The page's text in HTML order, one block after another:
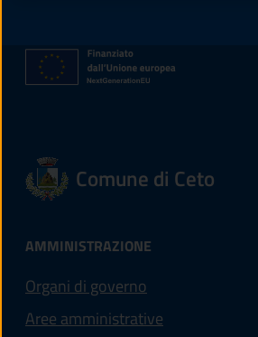
Comune di Ceto
AMMINISTRAZIONE
Organi di governo
Aree amministrative